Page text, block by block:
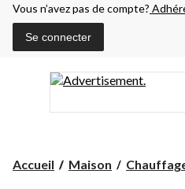
Vous n’avez pas de compte?
Se connecter
Accueil Maison